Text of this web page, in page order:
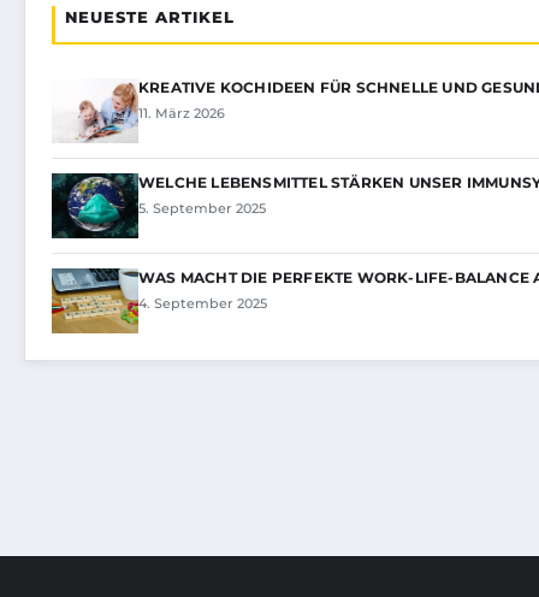
NEUESTE ARTIKEL
KREATIVE KOCHIDEEN FÜR SCHNELLE UND
11. März 2026
WELCHE LEBENSMITTEL STÄRKEN UNSER
5. September 2025
WAS MACHT DIE PERFEKTE WORK-LIFE-BALANCE
4. September 2025